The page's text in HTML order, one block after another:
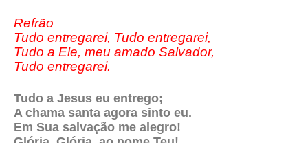
Refrão
Tudo entregarei, Tudo entregarei,
Tudo a Ele, meu amado Salvador,
Tudo entregarei.
Tudo a Jesus eu entrego;
A chama santa agora sinto eu.
Em Sua salvação me alegro!